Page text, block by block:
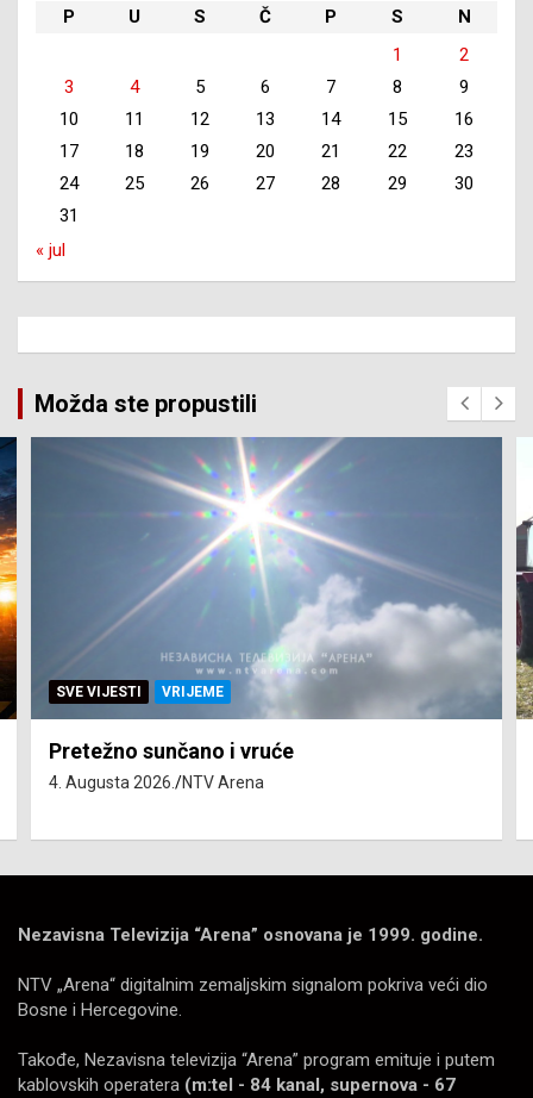
P
U S Č P S
N
1
2
3
4 5 6 7 8
9
10
11 12 13 14 15
16
17
18 19 20 21 22
23
24
25 26 27 28 29
30
31
« jul
Možda ste propustili
SVE VIJESTI VRIJEME
Pretežno sunčano i vruće
4. Augusta 2026. NTV Arena
Nezavisna Televizija “Arena” osnovana je 1999. godine.
NTV „Arena“ digitalnim zemaljskim signalom pokriva veći dio
Bosne i Hercegovine.
Takođe, Nezavisna televizija “Arena” program emituje i putem
kablovskih operatera (m:tel - 84 kanal, supernova - 67